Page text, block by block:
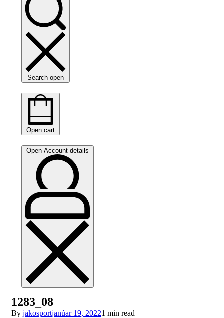
Search open
Open cart
Open Account details
1283_08
By jakosportjanúar 19, 20221 min read